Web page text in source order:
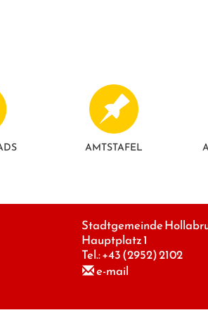
AMTSTAFEL
Stadtgemeinde
Hauptplatz 1
Tel.:+43 (2952) 2102
e-mail